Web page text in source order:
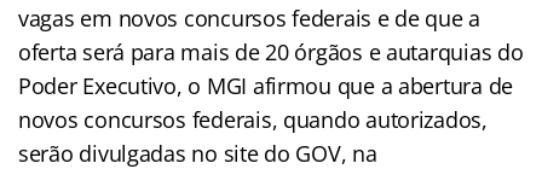
vagas em novos concursos federais e de que a
oferta será para mais de 20 órgãos e autarquias do
Poder Executivo, o MGI afirmou que a abertura de
novos concursos federais, quando autorizados,
serão divulgadas no site do GOV, na